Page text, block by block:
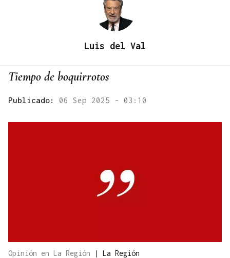
Luis del Val
Tiempo de boquirrotos
Publicado: 06 Sep 2025 - 03:10
Opinión en La Región | La Región